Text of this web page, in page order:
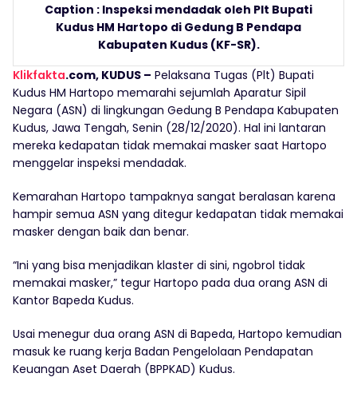
Caption : Inspeksi mendadak oleh Plt Bupati
Kudus HM Hartopo di Gedung B Pendapa
Kabupaten Kudus (KF-SR).
Klikfakta.com, KUDUS – Pelaksana Tugas (Plt) Bupati
Kudus HM Hartopo memarahi sejumlah Aparatur Sipil
Negara (ASN) di lingkungan Gedung B Pendapa Kabupaten
Kudus, Jawa Tengah, Senin (28/12/2020). Hal ini lantaran
mereka kedapatan tidak memakai masker saat Hartopo
menggelar inspeksi mendadak.
Kemarahan Hartopo tampaknya sangat beralasan karena
hampir semua ASN yang ditegur kedapatan tidak memakai
masker dengan baik dan benar.
“Ini yang bisa menjadikan klaster di sini, ngobrol tidak
memakai masker,” tegur Hartopo pada dua orang ASN di
Kantor Bapeda Kudus.
Usai menegur dua orang ASN di Bapeda, Hartopo kemudian
masuk ke ruang kerja Badan Pengelolaan Pendapatan
Keuangan Aset Daerah (BPPKAD) Kudus.